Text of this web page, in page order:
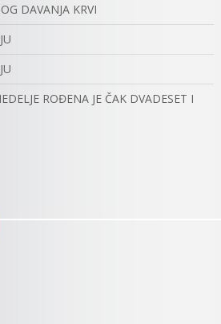
DAVANJA KRVI
ROĐENA JE ČAK DVADESET I